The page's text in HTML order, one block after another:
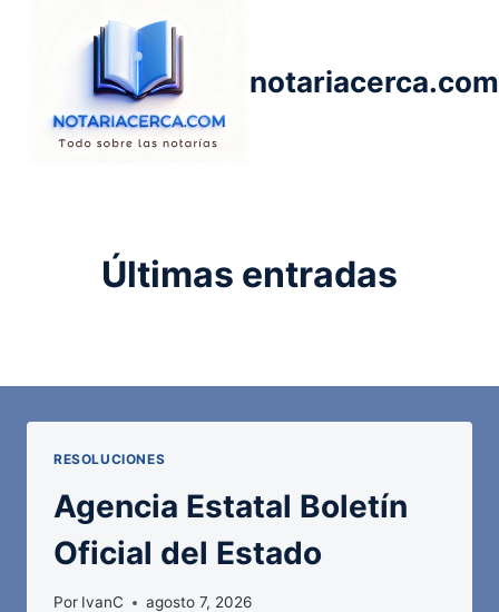
notariacerca.com
Últimas entradas
RESOLUCIONES
Agencia Estatal Boletín
Oficial del Estado
Por IvanC agosto 7, 2026